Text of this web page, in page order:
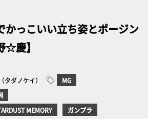
かっこいい立ち姿とポージン
☆慶】
ダノケイ）
MG
MEMORY
ガンプラ